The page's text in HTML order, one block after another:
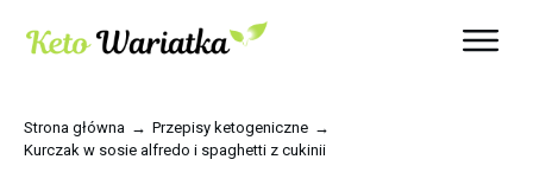
Strona główna → Przepisy ketogeniczne →
Kurczak w sosie alfredo i spaghetti z cukinii